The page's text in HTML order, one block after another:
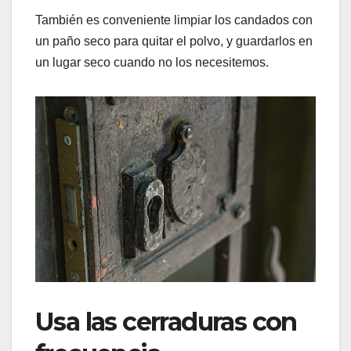
También es conveniente limpiar los candados con
un paño seco para quitar el polvo, y guardarlos en
un lugar seco cuando no los necesitemos.
Usa las cerraduras con